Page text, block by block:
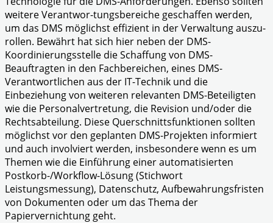
weitere Verantwor-tungsbereiche geschaffen werden,
um das DMS möglichst effizient in der Verwaltung auszu-
rollen. Bewährt hat sich hier neben der DMS-
Koordinierungsstelle die Schaffung von DMS-
Beauftragten in den Fachbereichen, eines DMS-
Verantwortlichen aus der IT-Technik und die
Einbeziehung von weiteren relevanten DMS-Beteiligten
wie die Personalvertretung, die Revision und/oder die
Rechtsabteilung. Diese Querschnittsfunktionen sollten
möglichst vor den geplanten DMS-Projekten informiert
und auch involviert werden, insbesondere wenn es um
Themen wie die Einführung einer automatisierten
Postkorb-/Workflow-Lösung (Stichwort
Leistungsmessung), Datenschutz, Aufbewahrungsfristen
von Dokumenten oder um das Thema der
Papiervernichtung geht.